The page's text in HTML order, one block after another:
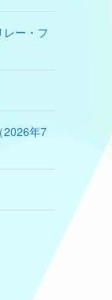
レー・フ
2026年7